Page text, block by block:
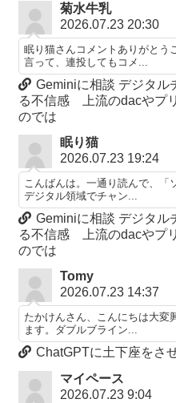
菊水牛乳
2026.07.23 20:30
眠り猫さんコメントありがとう
言って、連投してもコメ...
Geminiに相談 デジタル
る不信感 上流のdacやプ
のでは
眠り猫
2026.07.23 19:24
こんばんは。一通り読んで、「
デジタル領域でチャン...
Geminiに相談 デジタル
る不信感 上流のdacやプ
のでは
Tomy
2026.07.23 14:37
たかけんさん、こんにちは大変
ます。ダブルブライン...
ChatGPTに土下座をさ
マイペース
2026.07.23 9:04